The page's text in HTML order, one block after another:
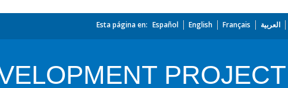
Esta página en: Español English Français العربية
PROJECT